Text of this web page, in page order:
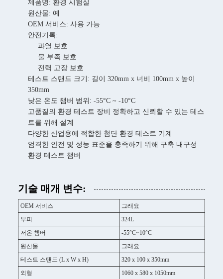
제품명: 환경 시험실
원산물: 예
OEM 서비스: 사용 가능
안전기록:
과열 보호
물 부족 보호
전력 고장 보호
테스트 스탠드 크기: 길이 320mm x 너비 100mm x 높이
350mm
낮은 온도 챔버 범위: -55°C ~ -10°C
고품질의 환경 테스트 장비 정확하고 신뢰할 수 있는 테스
트를 위해 설계
다양한 산업용에 적합한 첨단 환경 테스트 기계
엄격한 안전 및 성능 표준을 충족하기 위해 구축 내구성
환경 테스트 챔버
기술 매개 변수:
OEM 서비스
그래요
부피
324L
저온 챔버
-55°C~10°C
원산물
그래요
테스트 스탠드 (L x W x H)
320 x 100 x 350mm
외형
1060 x 580 x 1050mm